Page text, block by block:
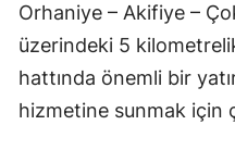
Orhaniye – Akifiye –
üzerindeki 5
hattında önemli bir
hizmetine sunmak için